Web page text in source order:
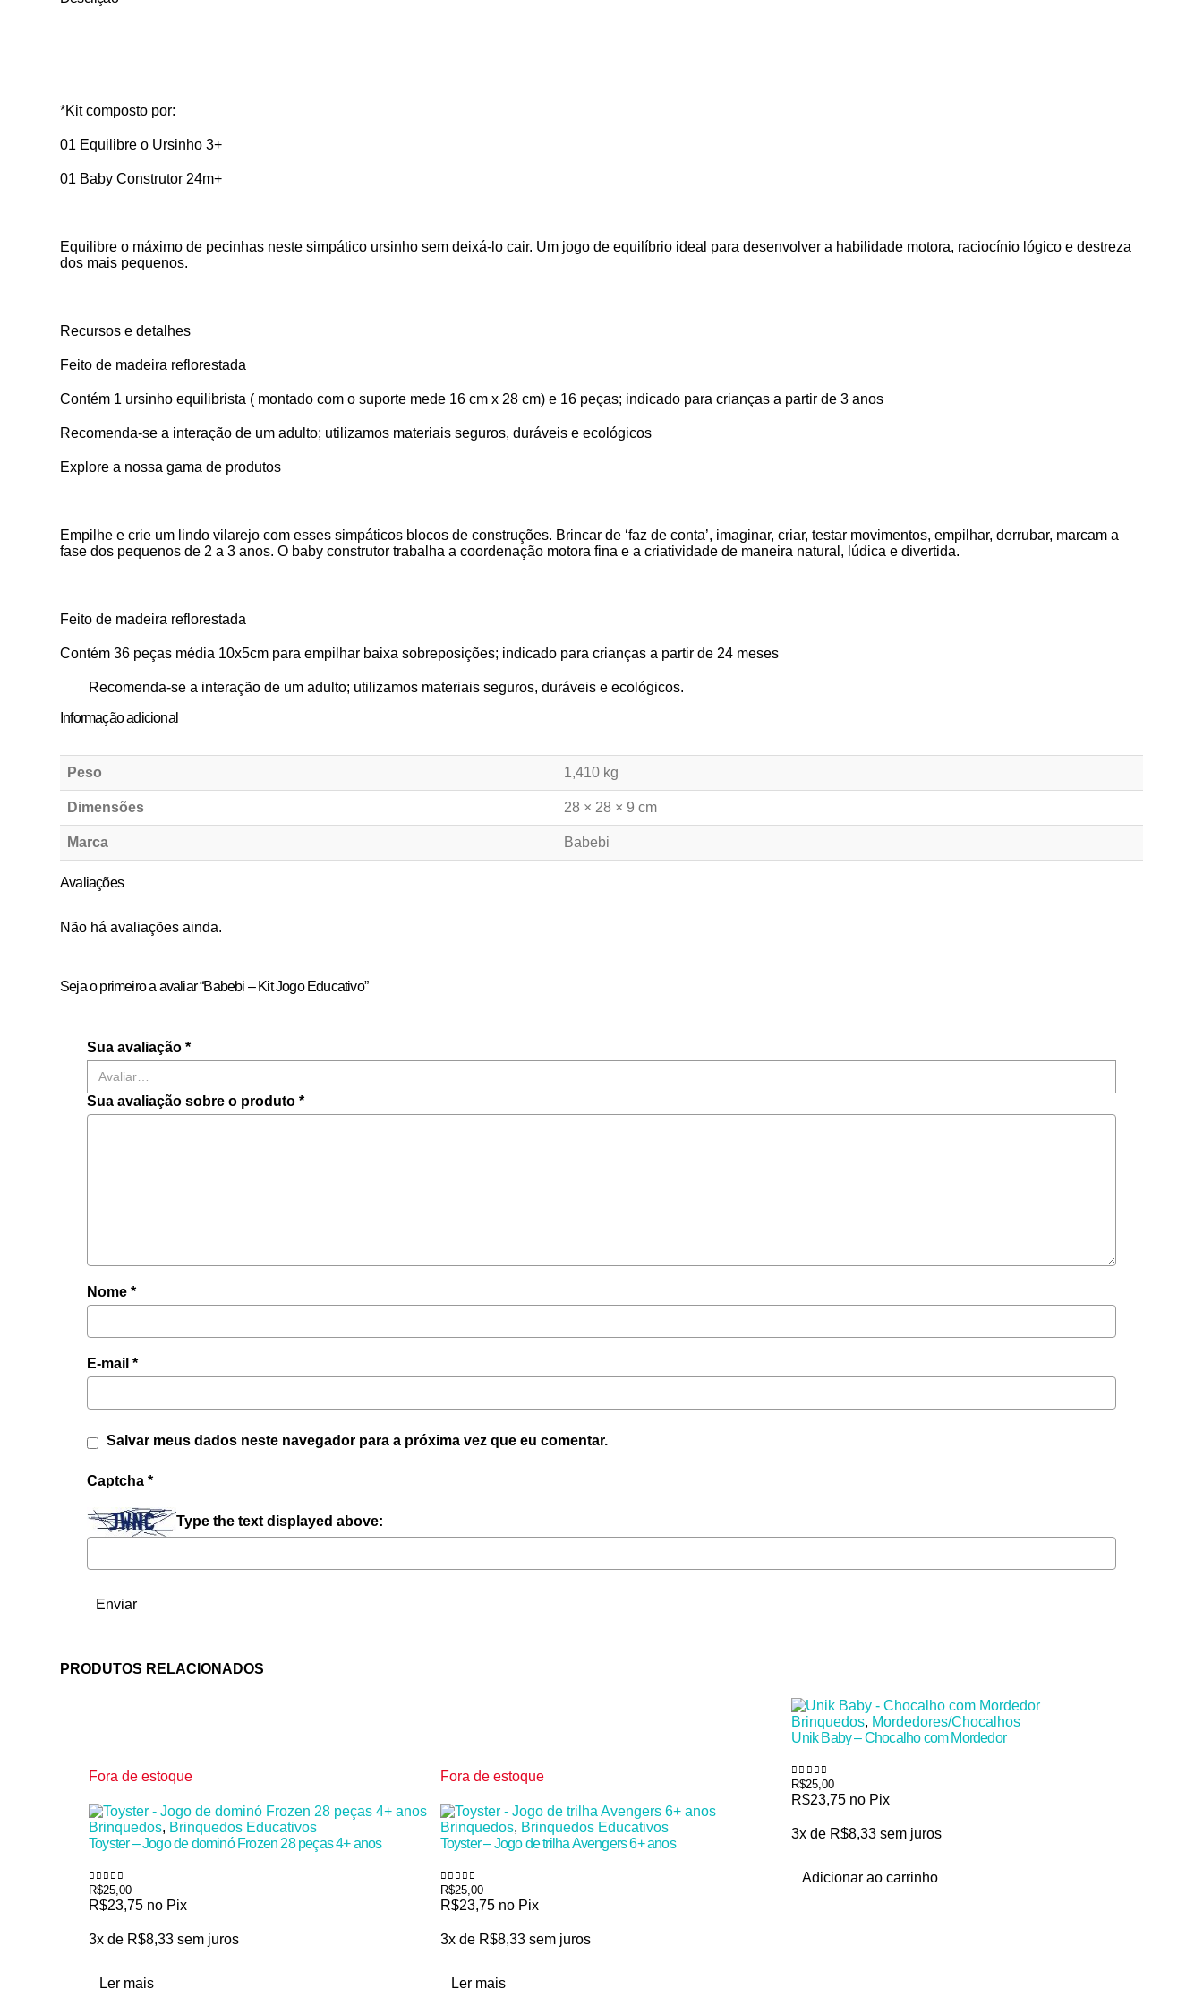
*Kit composto por:
01 Equilibre o Ursinho 3+
01 Baby Construtor 24m+
Equilibre o máximo de pecinhas neste simpático ursinho sem deixá-lo cair. Um jogo de equilíbrio ideal para desenvolver a habilidade motora, raciocínio lógico e destreza
dos mais pequenos.
Recursos e detalhes
Feito de madeira reflorestada
Contém 1 ursinho equilibrista ( montado com o suporte mede 16 cm x 28 cm) e 16 peças; indicado para crianças a partir de 3 anos
Recomenda-se a interação de um adulto; utilizamos materiais seguros, duráveis e ecológicos
Explore a nossa gama de produtos
Empilhe e crie um lindo vilarejo com esses simpáticos blocos de construções. Brincar de ‘faz de conta’, imaginar, criar, testar movimentos, empilhar, derrubar, marcam a
fase dos pequenos de 2 a 3 anos. O baby construtor trabalha a coordenação motora fina e a criatividade de maneira natural, lúdica e divertida.
Feito de madeira reflorestada
Contém 36 peças média 10x5cm para empilhar baixa sobreposições; indicado para crianças a partir de 24 meses
Recomenda-se a interação de um adulto; utilizamos materiais seguros, duráveis e ecológicos.
Informação adicional
Peso 1,410 kg
Dimensões 28 × 28 × 9 cm
Marca Babebi
Avaliações
Não há avaliações ainda.
Seja o primeiro a avaliar “Babebi – Kit Jogo Educativo”
Sua avaliação *
Sua avaliação sobre o produto *
Nome *
E-mail *
Salvar meus dados neste navegador para a próxima vez que eu comentar.
Captcha *
Type the text displayed above:
PRODUTOS RELACIONADOS
Fora de estoque
Brinquedos, Brinquedos Educativos
Toyster – Jogo de dominó Frozen 28 peças 4+ anos
0de 5
R$25,00
R$23,75 no Pix
3x de R$8,33 sem juros
Ler mais
Fora de estoque
Brinquedos, Brinquedos Educativos
Toyster – Jogo de trilha Avengers 6+ anos
0de 5
R$25,00
R$23,75 no Pix
3x de R$8,33 sem juros
Ler mais
Brinquedos, Mordedores/Chocalhos
Unik Baby – Chocalho com Mordedor
0de 5
R$25,00
R$23,75 no Pix
3x de R$8,33 sem juros
Adicionar ao carrinho